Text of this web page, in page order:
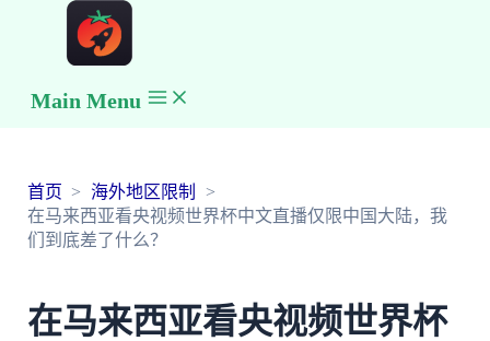
Main Menu
首页
海外地区限制
在马来西亚看央视频世界杯中文直播仅限中国大陆，我
们到底差了什么？
在马来西亚看央视频世界杯